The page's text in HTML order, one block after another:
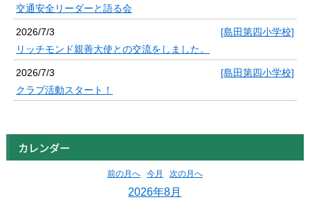
交通安全リーダーと語る会
2026/7/3
[島田第四小学校]
リッチモンド親善大使との交流をしました。
2026/7/3
[島田第四小学校]
クラブ活動スタート！
カレンダー
前の月へ 今月 次の月へ
2026年8月